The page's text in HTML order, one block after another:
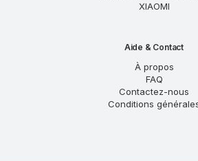
XIAOMI
Aide & Contact
À propos
FAQ
Contactez-nous
Conditions